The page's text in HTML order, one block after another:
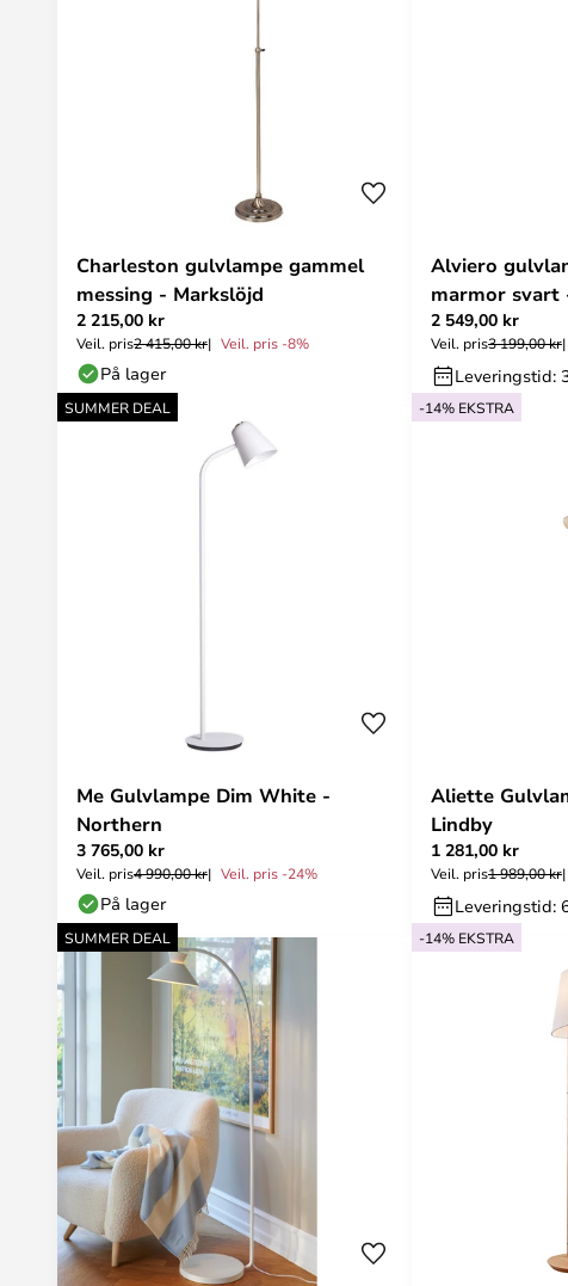
Charleston gulvlampe gammel
messing - Markslöjd
2 215,00 kr
Veil. pris2 415,00 kr Veil. pris -8%
På lager
Alviero
marmor svart
2 549,00 kr
Veil. pris3 199,00 kr
Leveringstid:
SUMMER DEAL
Me Gulvlampe Dim White -
Northern
3 765,00 kr
Veil. pris4 990,00 kr Veil. pris -24%
På lager
-14% EKSTRA
Aliette
Lindby
1 281,00 kr
Veil. pris1 989,00 kr
Leveringstid:
SUMMER DEAL -14% EKSTRA